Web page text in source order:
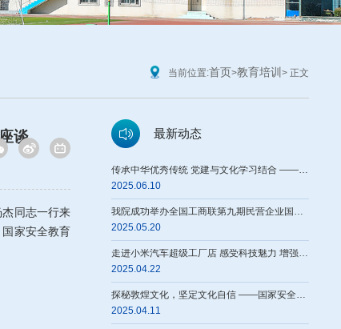
当前位置:首页 >教育培训 > 正文
谈
同志一行来
家安全教育
最新动态
传承中华优秀传统 党建与文化学习结合 ——国家安全教育学院直属党支部开展主题党日活动
2025.06.10
我院成功举办全国工商联第九期民营企业国家发展和安全培训班暨民营企业家 科技创新战略研讨班
2025.05.20
走进小米汽车超级工厂店 感受科技魅力 增强民族自豪感
2025.04.22
探秘敦煌文化，坚定文化自信 ——国家安全教育学院直属党支部开展主题党日活动
2025.04.11